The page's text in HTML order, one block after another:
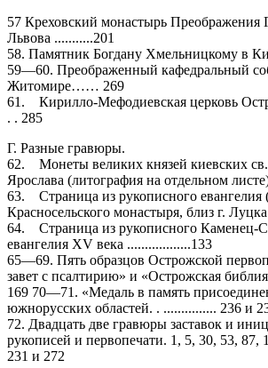
57 Креховский монастырь Преображения
Львова ...........201
58. Памятник Богдану Хмельницкому в
59—60. Преображенный кафедральный
Житомире…… 269
61. Кирилло-Мефодиевская церковь
. . 285
Г. Разные гравюры.
62. Монеты великих князей киевских
Ярослава (литография на отдельном
63. Страница из рукописного евангелия
Красносельского монастыря, близ г.
64. Страница из рукописного Каменец-
евангелия XV века ..................133
65—69. Пять образцов Острожской
завет с псалтирию» и «Острожская
169 70—71. «Медаль в память
южнорусских областей. . ............... 236 и
72. Двадцать две гравюры заставок и
рукописей и первопечати. 1, 5, 30, 53, 87,
231 и 272